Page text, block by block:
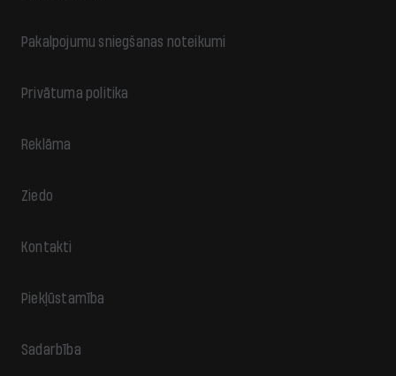
Pakalpojumu sniegšanas noteikumi
Privātuma politika
Reklāma
Ziedo
Kontakti
Piekļūstamība
Sadarbība